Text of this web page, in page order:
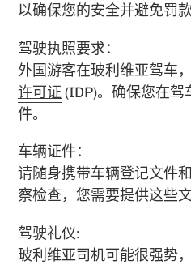
以确保您的安全并避免罚款
驾驶执照要求：
外国游客在玻利维亚驾车
许可证 (IDP)。确保您在
件。
车辆证件：
请随身携带车辆登记文件
察检查，您需要提供这些文
驾驶礼仪:
玻利维亚司机可能很强势